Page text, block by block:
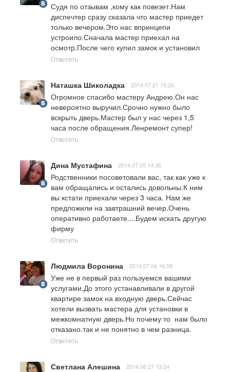
Судя по отзывам ,кому как повезет.Нам
диспечтер сразу сказала что мастер приедет
только вечером.Это нас впринцепи
устроило.Сначала мастер приехал на
осмотр.После чего купил замок и установил
Ответить
Наташка Шиколадка 2014.07.21 15:26
Огромное спасибо мастеру Андрею.Он нас
невероятно выручил.Срочно нужно было
вскрыть дверь.Мастер был у нас через 1,5
часа после обращения.Ленремонт супер!
Ответить
Дина Мустафина 2014.07.05 14:36
Родственники посоветовали вас, так как уже к
вам обращались и остались довольны.К ним
вы кстати приехали через 3 часа. Нам же
предложили на завтрашний вечер.Очень
оперативно работаете....Будем искать другую
фирму
Ответить
Людмила Воронина 2014.07.04 16:59
Уже не в первый раз пользуемся вашими
услугами.До этого устанавливали в другой
квартире замок на входную дверь.Сейчас
хотели вызвать мастера для установки в
межкомнатную дверь.Но почему то  нам было
отказано.так и не понятно в чем разница.
Ответить
Светлана Алешина 2014.06.27 13:24